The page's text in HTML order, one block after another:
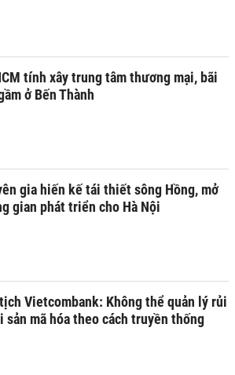
tính xây trung tâm thương mại, bãi
ở Bến Thành
gia hiến kế tái thiết sông Hồng, mở
gian phát triển cho Hà Nội
Vietcombank: Không thể quản lý rủi
sản mã hóa theo cách truyền thống